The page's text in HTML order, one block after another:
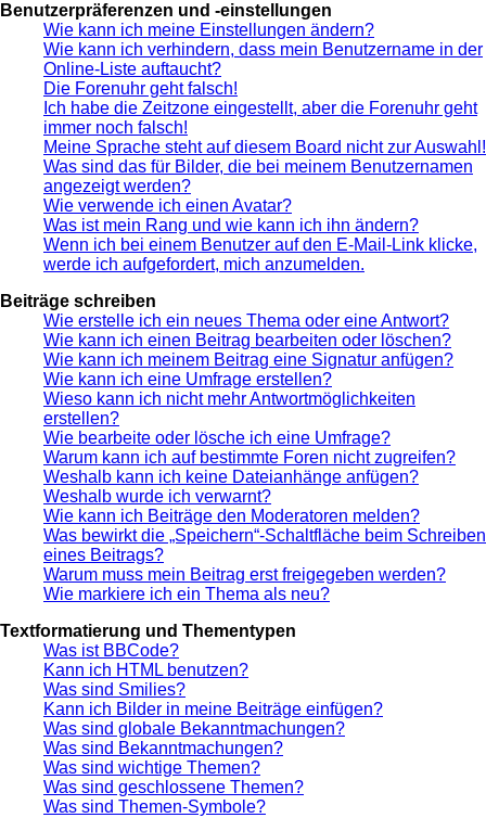
Benutzerpräferenzen und -einstellungen
Wie kann ich meine Einstellungen ändern?
Wie kann ich verhindern, dass mein Benutzername in der
Online-Liste auftaucht?
Die Forenuhr geht falsch!
Ich habe die Zeitzone eingestellt, aber die Forenuhr geht
immer noch falsch!
Meine Sprache steht auf diesem Board nicht zur Auswahl!
Was sind das für Bilder, die bei meinem Benutzernamen
angezeigt werden?
Wie verwende ich einen Avatar?
Was ist mein Rang und wie kann ich ihn ändern?
Wenn ich bei einem Benutzer auf den E-Mail-Link klicke,
werde ich aufgefordert, mich anzumelden.
Beiträge schreiben
Wie erstelle ich ein neues Thema oder eine Antwort?
Wie kann ich einen Beitrag bearbeiten oder löschen?
Wie kann ich meinem Beitrag eine Signatur anfügen?
Wie kann ich eine Umfrage erstellen?
Wieso kann ich nicht mehr Antwortmöglichkeiten
erstellen?
Wie bearbeite oder lösche ich eine Umfrage?
Warum kann ich auf bestimmte Foren nicht zugreifen?
Weshalb kann ich keine Dateianhänge anfügen?
Weshalb wurde ich verwarnt?
Wie kann ich Beiträge den Moderatoren melden?
Was bewirkt die „Speichern“-Schaltfläche beim Schreiben
eines Beitrags?
Warum muss mein Beitrag erst freigegeben werden?
Wie markiere ich ein Thema als neu?
Textformatierung und Thementypen
Was ist BBCode?
Kann ich HTML benutzen?
Was sind Smilies?
Kann ich Bilder in meine Beiträge einfügen?
Was sind globale Bekanntmachungen?
Was sind Bekanntmachungen?
Was sind wichtige Themen?
Was sind geschlossene Themen?
Was sind Themen-Symbole?